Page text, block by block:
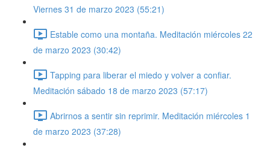
Viernes 31 de marzo 2023 (55:21)
Estable como una montaña. Meditación miércoles 22
de marzo 2023 (30:42)
Tapping para liberar el miedo y volver a confiar.
Meditación sábado 18 de marzo 2023 (57:17)
Abrirnos a sentir sin reprimir. Meditación miércoles 1
de marzo 2023 (37:28)